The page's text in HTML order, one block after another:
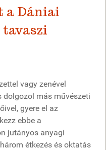
a Dániai
tavaszi
vagy zenével
dolgozol más művészeti
gyere el az
ebbe a
jutányos anyagi
étkezés és oktatás